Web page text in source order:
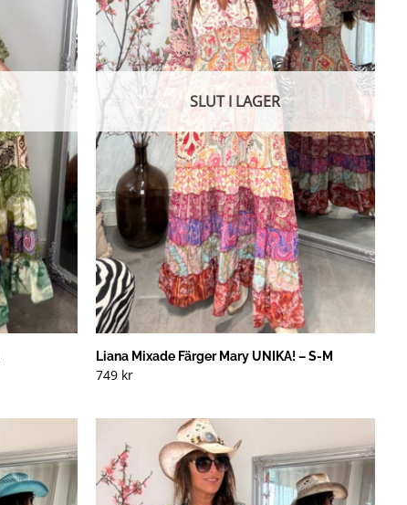
SLUT I LAGER
Liana Mixade Färger Mary UNIKA! – S-M
749 kr